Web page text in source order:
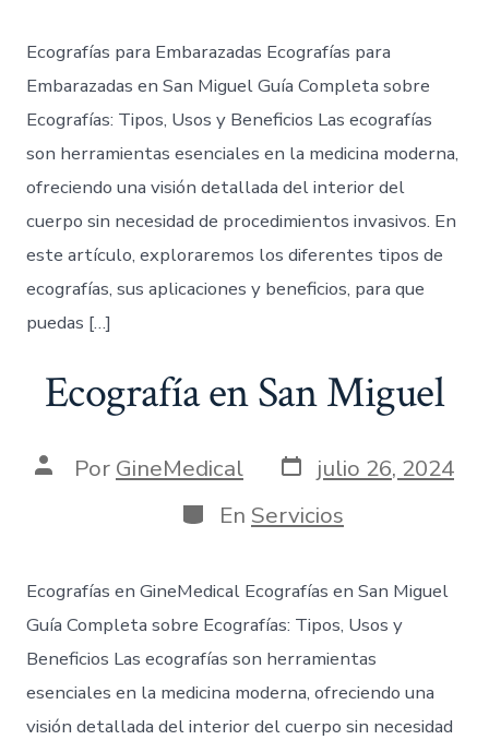
Ecografías para Embarazadas Ecografías para
Embarazadas en San Miguel Guía Completa sobre
Ecografías: Tipos, Usos y Beneficios Las ecografías
son herramientas esenciales en la medicina moderna,
ofreciendo una visión detallada del interior del
cuerpo sin necesidad de procedimientos invasivos. En
este artículo, exploraremos los diferentes tipos de
ecografías, sus aplicaciones y beneficios, para que
puedas […]
Ecografía en San Miguel
Por GineMedical
julio 26, 2024
En Servicios
Ecografías en GineMedical Ecografías en San Miguel
Guía Completa sobre Ecografías: Tipos, Usos y
Beneficios Las ecografías son herramientas
esenciales en la medicina moderna, ofreciendo una
visión detallada del interior del cuerpo sin necesidad